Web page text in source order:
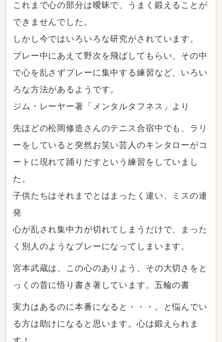
これまで心の部分は曖昧で、うまく鍛えることが
できませんでした。
しかし今ではいろいろな研究がされています。
プレー中にあえて野次を飛ばしてもらい、その中
で心を乱さずプレーに集中する練習など、いろい
ろな方法があるようです。
ジム・レーヤー著「メンタルタフネス」より
先ほどの松岡修造さんのテニス合宿中でも、ラリ
ーをしていると突然お笑い芸人のキンタローがコ
ートに現れて踊りだすという練習をしていまし
た。
子供たちはそれまでとはまったく違い、ミスの連
発
心が乱され集中力が切れてしまうだけで、まった
く別人のようなプレーになってしまいます。
宮本武蔵は、この心のありよう、その大切さをと
っくの昔に悟り書き著しています。五輪の書
実力はあるのに本番になると・・・。と悩んでい
る方は助けになると思います。心は鍛えられま